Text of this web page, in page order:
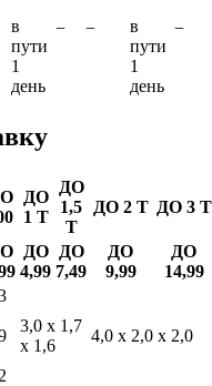
в
пути
1
день
− −
в
пути
1
день
−
ДО
1 Т
ДО
1,5
Т
ДО 2 Т ДО 3 Т
ДО
4,99
ДО
7,49
ДО
9,99
ДО
14,99
3,0 х 1,7
х 1,6
4,0 х 2,0 х 2,0